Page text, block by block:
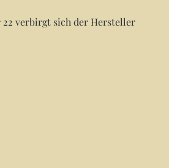
verbirgt sich der Hersteller